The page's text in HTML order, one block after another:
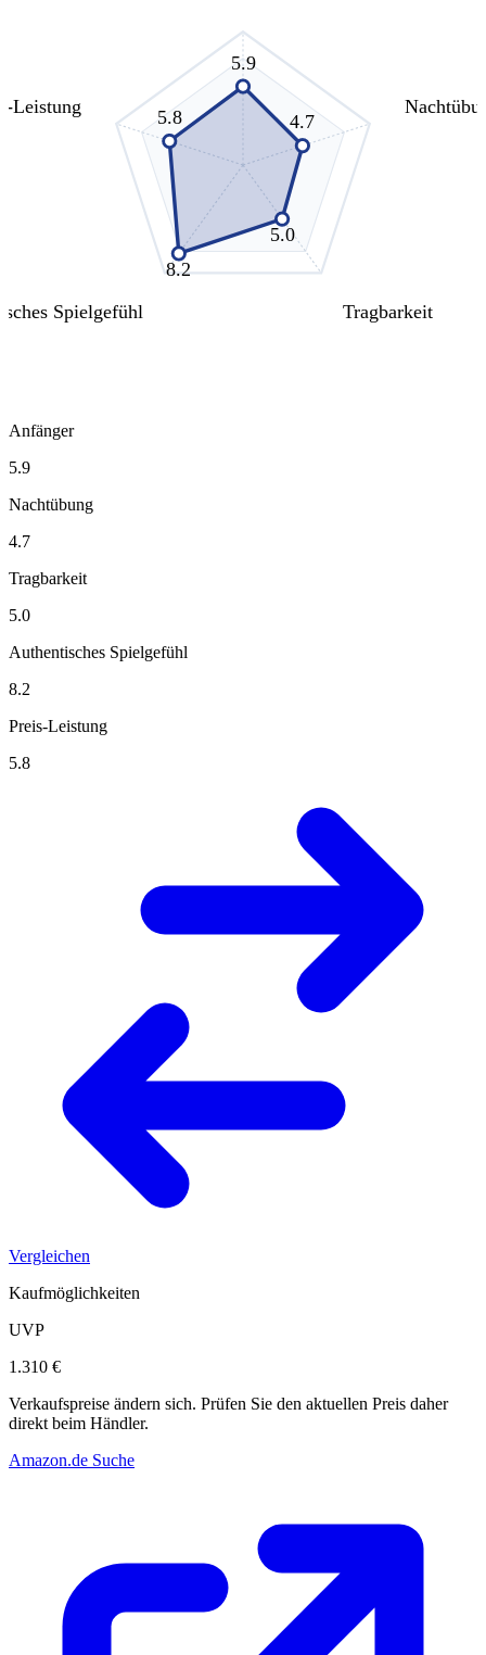
5.9
4.7
5.0
8.2
5.8
Tragbarkeit
Spielgefühl
Leistung
Anfänger
5.9
Nachtübung
4.7
Tragbarkeit
5.0
Authentisches Spielgefühl
8.2
Preis-Leistung
5.8
Vergleichen
Kaufmöglichkeiten
UVP
1.310 €
Verkaufspreise ändern sich. Prüfen Sie den aktuellen Preis daher
direkt beim Händler.
Amazon.de Suche